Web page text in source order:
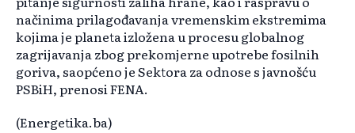
načinima prilagođavanja vremenskim ekstremima
kojima je planeta izložena u procesu globalnog
zagrijavanja zbog prekomjerne upotrebe fosilnih
goriva, saopćeno je Sektora za odnose s javnošću
PSBiH, prenosi FENA.
(Energetika.ba)